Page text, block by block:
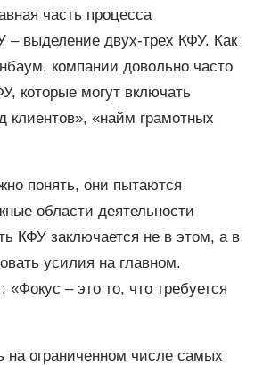
часть процесса
– выделение двух-трех КФУ. Как
компании довольно часто
которые могут включать
клиентов», «найм грамотных
понять, они пытаются
области деятельности
КФУ заключается не в этом, а в
усилия на главном.
– это то, что требуется
на ограниченном числе самых